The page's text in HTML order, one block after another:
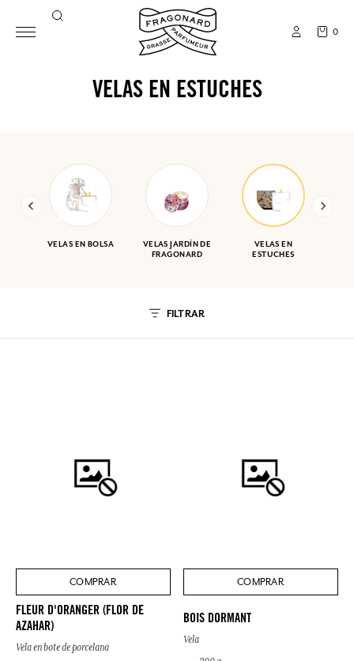
0
VELAS EN ESTUCHES
VELAS EN BOLSA
VELAS JARDÍN DE
FRAGONARD
VELAS EN
ESTUCHES
FILTRAR
COMPRAR
FLEUR D'ORANGER (FLOR DE
AZAHAR)
Vela en bote de porcelana
COMPRAR
BOIS DORMANT
Vela